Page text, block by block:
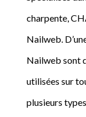
charpente,
Nailweb.
Nailweb sont
utilisées sur
plusieurs